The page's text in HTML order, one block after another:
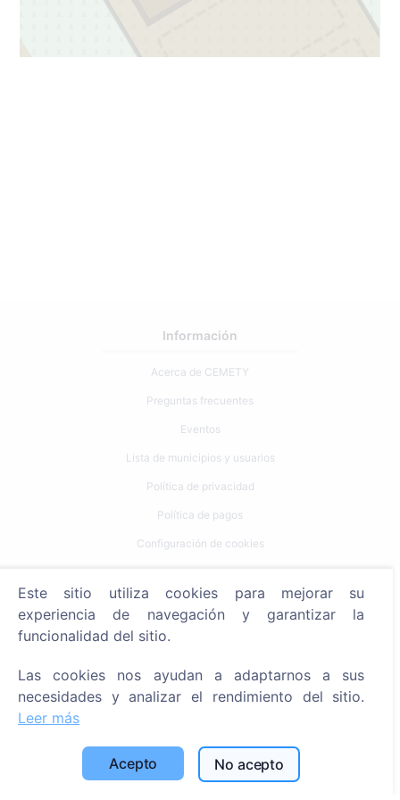
Información
Acerca de CEMETY
Preguntas frecuentes
Eventos
Lista de municipios y usuarios
Política de privacidad
Política de pagos
Configuración de cookies
Buscar fallecidos
Servicios
SIA "CEMETY", LV40103618951
Este sitio utiliza cookies para mejorar su
experiencia de navegación y garantizar la
funcionalidad del sitio.
Las cookies nos ayudan a adaptarnos a sus
necesidades y analizar el rendimiento del sitio.
Leer más
Acepto No acepto